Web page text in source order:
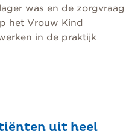
was en de zorgvraag
het Vrouw Kind
in de praktijk
uit heel